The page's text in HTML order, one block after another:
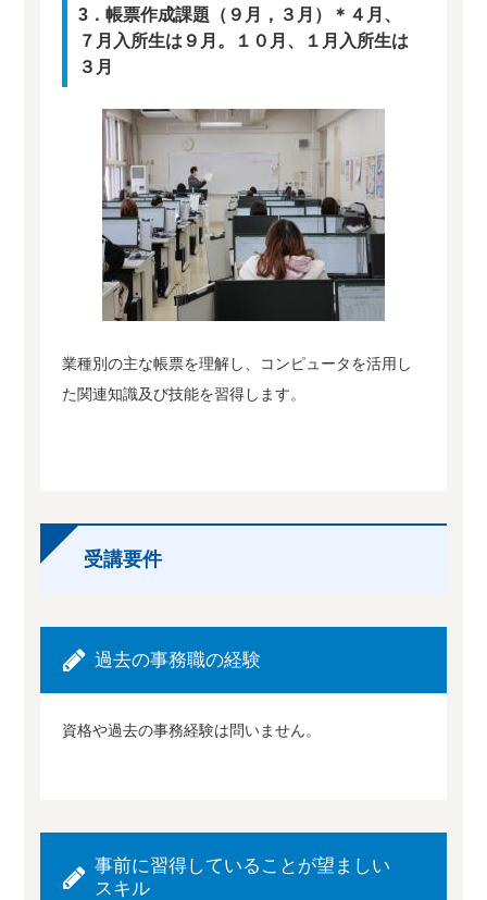
3．帳票作成課題（９月，３月）＊４月、
７月入所生は９月。１０月、１月入所生は
３月
業種別の主な帳票を理解し、コンピュータを活用し
た関連知識及び技能を習得します。
受講要件
過去の事務職の経験
資格や過去の事務経験は問いません。
事前に習得していることが望ましい
スキル